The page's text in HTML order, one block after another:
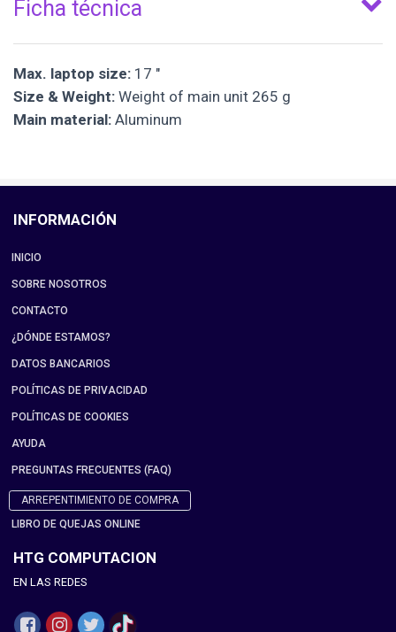
Ficha técnica
Max. laptop size: 17 "
Size & Weight: Weight of main unit 265 g
Main material: Aluminum
INFORMACIÓN
INICIO
SOBRE NOSOTROS
CONTACTO
¿DÓNDE ESTAMOS?
DATOS BANCARIOS
POLÍTICAS DE PRIVACIDAD
POLÍTICAS DE COOKIES
AYUDA
PREGUNTAS FRECUENTES (FAQ)
ARREPENTIMIENTO DE COMPRA
LIBRO DE QUEJAS ONLINE
HTG COMPUTACION
EN LAS REDES